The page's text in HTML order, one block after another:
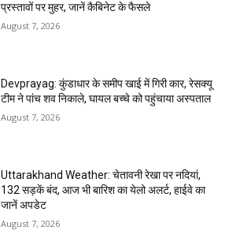
प्रस्तावों पर मुहर, जानें कैबिनेट के फैसले
August 7, 2026
Devprayag: कुंडाधार के समीप खाई में गिरी कार, रेसक्यू
टीम ने पांच शव निकाले, घायल बच्चे को पहुंचाया अस्पताल
August 7, 2026
Uttarakhand Weather: चेतावनी रेखा पर नदियां,
132 सड़कें बंद, आज भी बारिश का येलो अलर्ट, हाईवे का
जानें अपडेट
August 7, 2026